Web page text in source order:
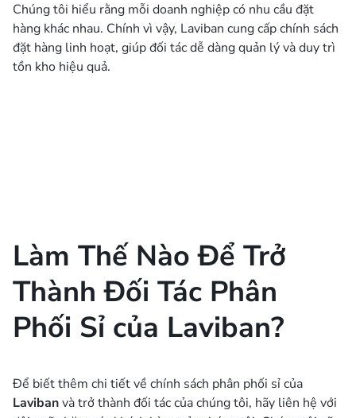
Chúng tôi hiểu rằng mỗi doanh nghiệp có nhu cầu đặt
hàng khác nhau. Chính vì vậy, Laviban cung cấp chính sách
đặt hàng linh hoạt, giúp đối tác dễ dàng quản lý và duy trì
tồn kho hiệu quả.
Làm Thế Nào Để Trở
Thành Đối Tác Phân
Phối Sỉ của Laviban?
Để biết thêm chi tiết về chính sách phân phối sỉ của
Lavibanvà trở thành đối tác của chúng tôi, hãy liên hệ với